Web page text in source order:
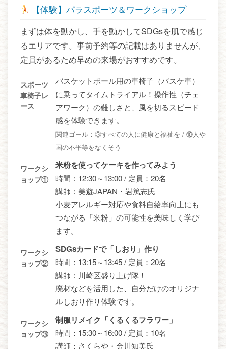
【体験】パラスポーツ＆ワークショップ
まずは体を動かし、手を動かしてSDGsを肌で感じ
るエリアです。事前予約等の記載はありませんが、
定員があるため早めの来場がおすすめです。
スポーツ
車椅子レ
ース
バスケットボール用の車椅子（バスケ車）
に乗ってタイムトライアル！操作性（チェ
アワーク）の難しさと、風を切るスピード
感を体験できます。
関連ゴール：③すべての人に健康と福祉を / ⑩人や
国の不平等をなくそう
ワークシ
ョップ①
米粉を使ってケーキを作ってみよう
時間：12:30～13:00 / 定員：20名
講師：美遊JAPAN・岩篤志氏
小麦アレルギー対応や食料自給率向上にも
つながる「米粉」の可能性を美味しく学び
ます。
ワークシ
ョップ②
SDGsカードで「しおり」作り
時間：13:15～13:45 / 定員：20名
講師：川崎区盛り上げ隊！
廃材などを活用した、自分だけのオリジナ
ルしおり作り体験です。
ワークシ
ョップ③
制服リメイク「くるくるフラワー」
時間：15:30～16:00 / 定員：10名
講師：さくらや・金川知美氏